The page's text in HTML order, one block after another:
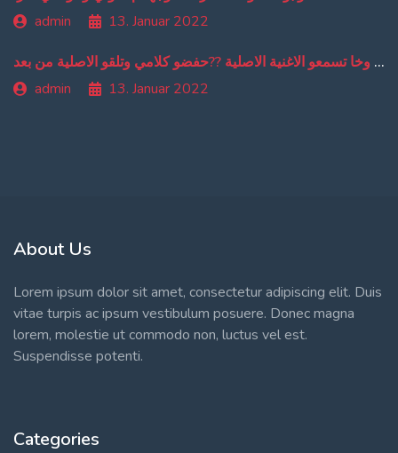
admin
13. Januar 2022
من دبا غادي تبقاو تسمعو ترجمة ديالي وخا تسمعو الاغنية الاصلية ??حفضو كلامي وتلقو الاصلية من بعد
admin
13. Januar 2022
About Us
Lorem ipsum dolor sit amet, consectetur adipiscing elit. Duis
vitae turpis ac ipsum vestibulum posuere. Donec magna
lorem, molestie ut commodo non, luctus vel est.
Suspendisse potenti.
Categories